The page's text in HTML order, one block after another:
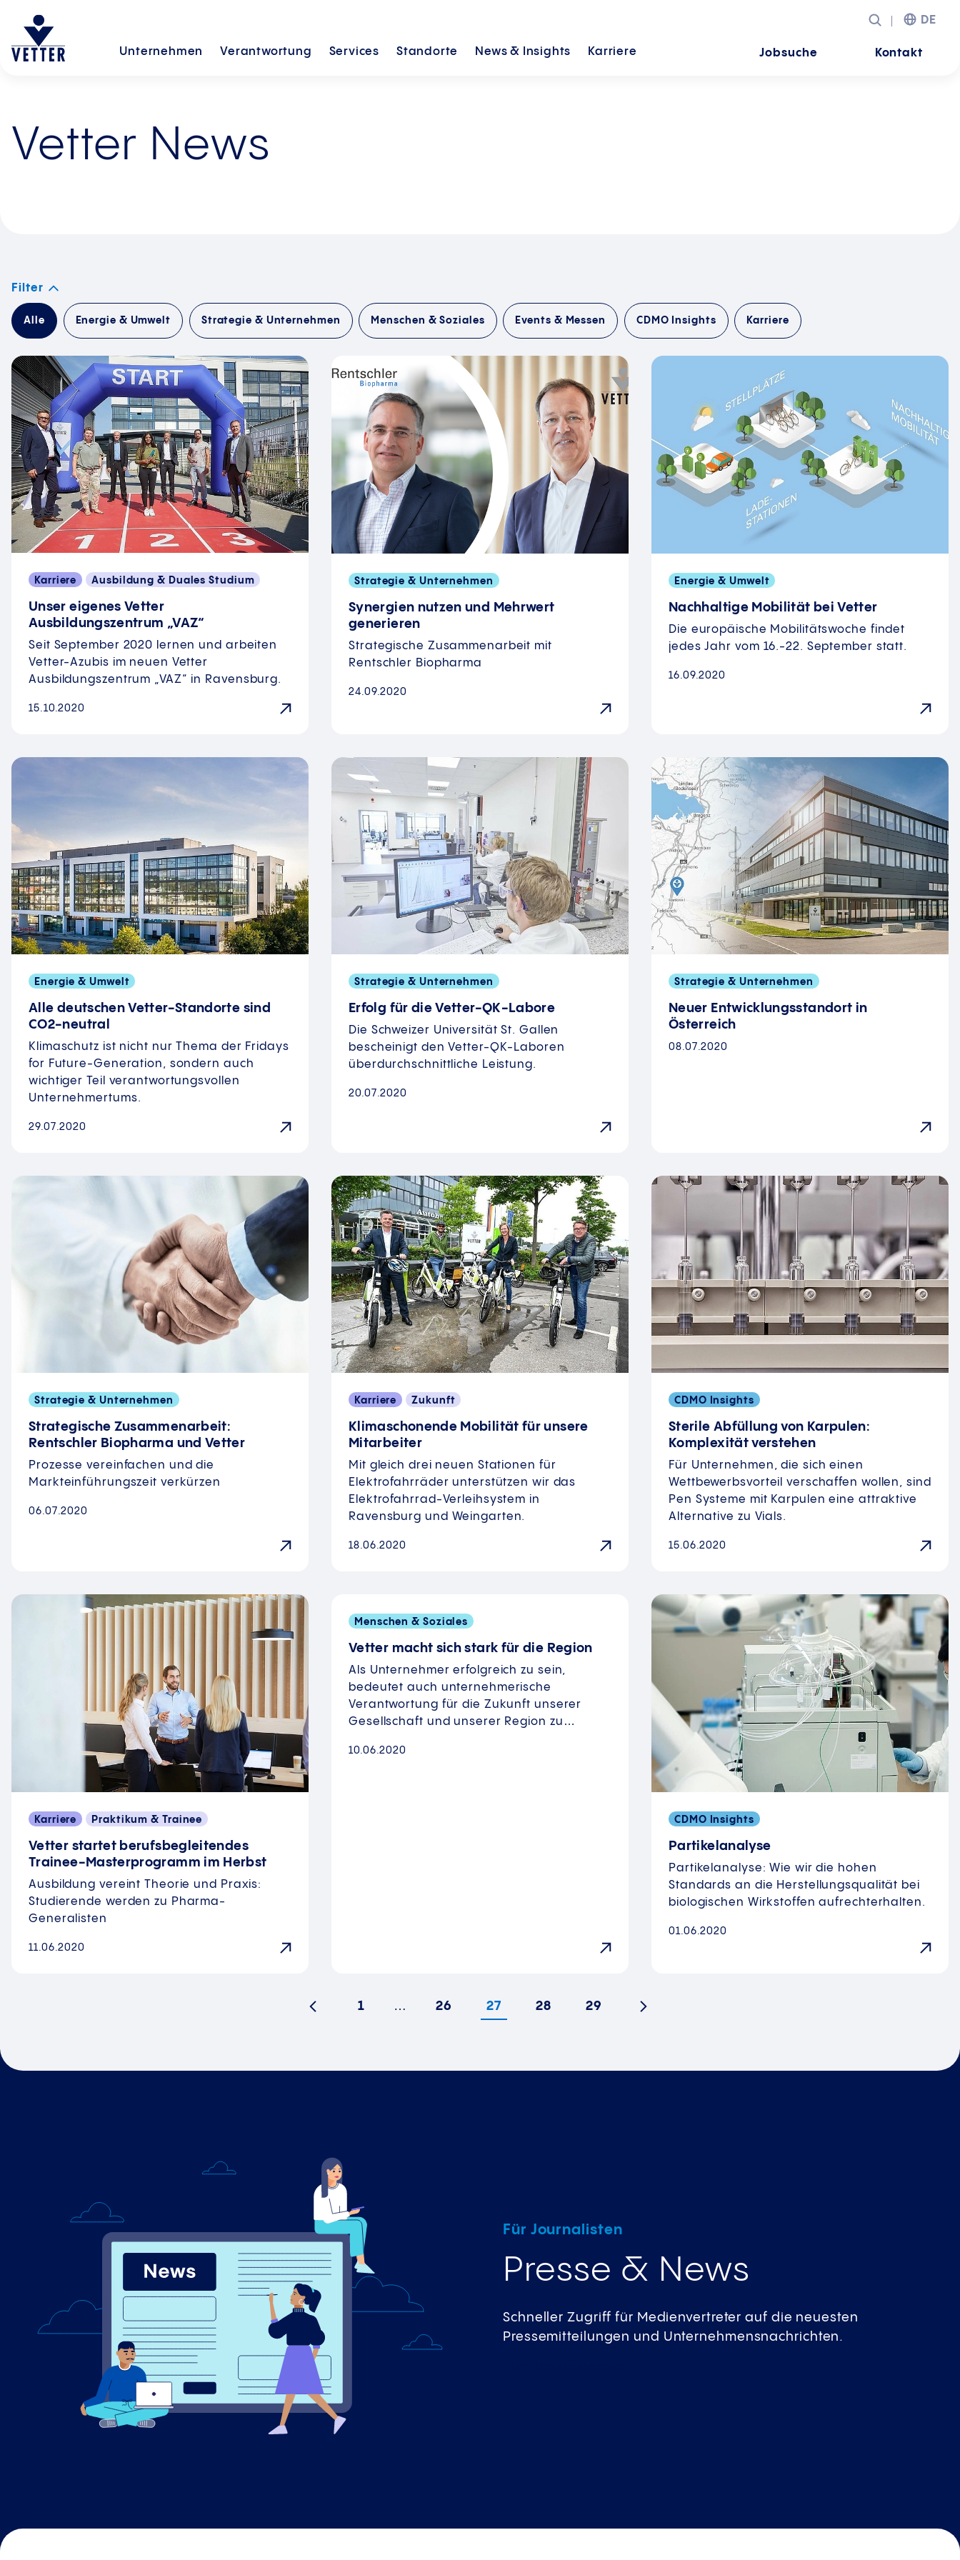
Unternehmen Verantwortung Services Standorte News & Insights Karriere
DE
Jobsuche Kontakt
Vetter News
Filter
Alle Energie & Umwelt Strategie & Unternehmen Menschen & Soziales Events & Messen CDMO Insights Karriere
Karriere Ausbildung & Duales Studium
Unser eigenes Vetter
Ausbildungszentrum „VAZ“
Seit September 2020 lernen und arbeiten
Vetter-Azubis im neuen Vetter
Ausbildungszentrum „VAZ“ in Ravensburg.
15.10.2020
Strategie & Unternehmen
Synergien nutzen und Mehrwert
generieren
Strategische Zusammenarbeit mit
Rentschler Biopharma
24.09.2020
Energie & Umwelt
Nachhaltige Mobilität bei Vetter
Die europäische Mobilitätswoche findet
jedes Jahr vom 16.-22. September statt.
16.09.2020
Energie & Umwelt
Alle deutschen Vetter-Standorte sind
CO2-neutral
Klimaschutz ist nicht nur Thema der Fridays
for Future-Generation, sondern auch
wichtiger Teil verantwortungsvollen
Unternehmertums.
29.07.2020
Strategie & Unternehmen
Erfolg für die Vetter-QK-Labore
Die Schweizer Universität St. Gallen
bescheinigt den Vetter-QK-Laboren
überdurchschnittliche Leistung.
20.07.2020
Strategie & Unternehmen
Neuer Entwicklungsstandort in
Österreich
08.07.2020
Strategie & Unternehmen
Strategische Zusammenarbeit:
Rentschler Biopharma und Vetter
Prozesse vereinfachen und die
Markteinführungszeit verkürzen
06.07.2020
Karriere Zukunft
Klimaschonende Mobilität für unsere
Mitarbeiter
Mit gleich drei neuen Stationen für
Elektrofahrräder unterstützen wir das
Elektrofahrrad-Verleihsystem in
Ravensburg und Weingarten.
18.06.2020
CDMO Insights
Sterile Abfüllung von Karpulen:
Komplexität verstehen
Für Unternehmen, die sich einen
Wettbewerbsvorteil verschaffen wollen, sind
Pen Systeme mit Karpulen eine attraktive
Alternative zu Vials.
15.06.2020
Karriere Praktikum & Trainee
Vetter startet berufsbegleitendes
Trainee-Masterprogramm im Herbst
Ausbildung vereint Theorie und Praxis:
Studierende werden zu Pharma-
Generalisten
11.06.2020
Menschen & Soziales
Vetter macht sich stark für die Region
Als Unternehmer erfolgreich zu sein,
bedeutet auch unternehmerische
Verantwortung für die Zukunft unserer
Gesellschaft und unserer Region zu…
10.06.2020
CDMO Insights
Partikelanalyse
Partikelanalyse: Wie wir die hohen
Standards an die Herstellungsqualität bei
biologischen Wirkstoffen aufrechterhalten.
01.06.2020
Vorherige
1 … 26 27 28 29 Nächste
Für Journalisten
Presse & News
Schneller Zugriff für Medienvertreter auf die neuesten
Pressemitteilungen und Unternehmensnachrichten.